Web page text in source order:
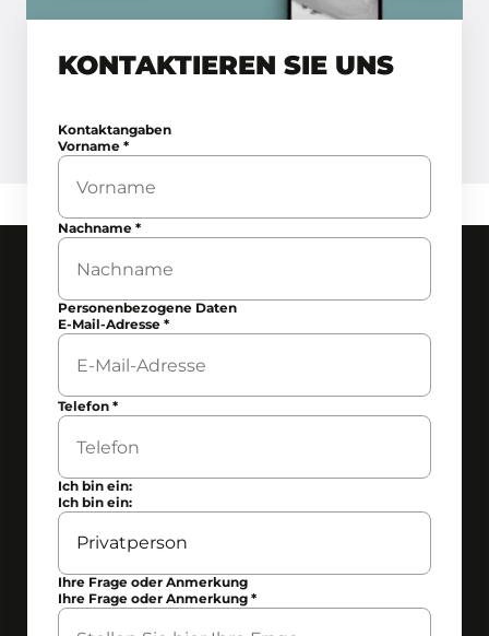
KONTAKTIEREN SIE UNS
Kontaktangaben
Vorname*
Nachname*
Personenbezogene Daten
E-Mail-Adresse*
Telefon*
Ich bin ein:
Ich bin ein:
Ihre Frage oder Anmerkung
Ihre Frage oder Anmerkung*